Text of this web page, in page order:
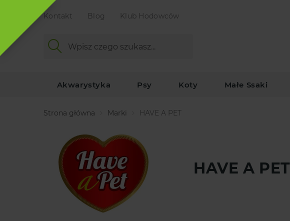
Kontakt Blog Klub Hodowców
Akwarystyka Psy Koty Małe Ssaki
Strona główna Marki HAVE A PET
HAVE A PET